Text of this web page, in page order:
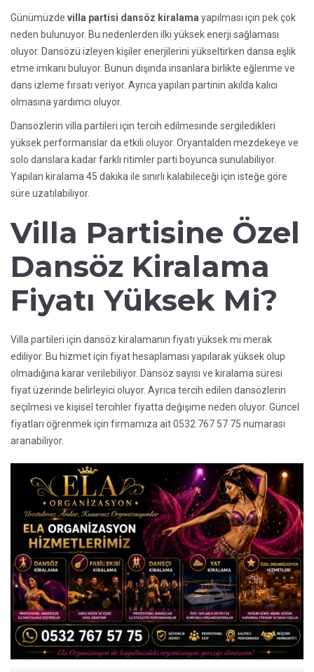
Günümüzde villa partisi dansöz kiralama yapılması için pek çok
neden bulunuyor. Bu nedenlerden ilki yüksek enerji sağlaması
oluyor. Dansözü izleyen kişiler enerjilerini yükseltirken dansa eşlik
etme imkanı buluyor. Bunun dışında insanlara birlikte eğlenme ve
dans izleme fırsatı veriyor. Ayrıca yapılan partinin akılda kalıcı
olmasına yardımcı oluyor.
Dansözlerin villa partileri için tercih edilmesinde sergiledikleri
yüksek performanslar da etkili oluyor. Oryantalden mezdekeye ve
solo danslara kadar farklı ritimler parti boyunca sunulabiliyor.
Yapılan kiralama 45 dakika ile sınırlı kalabileceği için isteğe göre
süre uzatılabiliyor.
Villa Partisine Özel
Dansöz Kiralama
Fiyatı Yüksek Mi?
Villa partileri için dansöz kiralamanın fiyatı yüksek mi merak
ediliyor. Bu hizmet için fiyat hesaplaması yapılarak yüksek olup
olmadığına karar verilebiliyor. Dansöz sayısı ve kiralama süresi
fiyat üzerinde belirleyici oluyor. Ayrıca tercih edilen dansözlerin
seçilmesi ve kişisel tercihler fiyatta değişime neden oluyor. Güncel
fiyatları öğrenmek için firmamıza ait 0532 767 57 75 numarası
aranabiliyor.